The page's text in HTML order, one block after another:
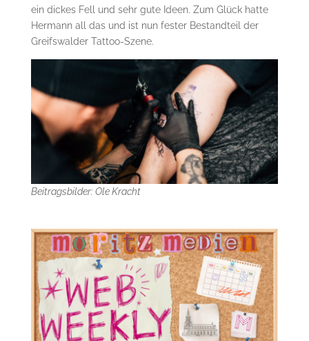
ein dickes Fell und sehr gute Ideen. Zum Glück hatte
Hermann all das und ist nun fester Bestandteil der
Greifswalder Tattoo-Szene.
Beitragsbilder: Ole Kracht